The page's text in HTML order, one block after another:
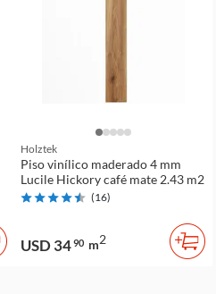
Holztek
Piso vinílico maderado 4 mm
Lucile Hickory café mate 2.43 m2
(16)
USD 3490 m2